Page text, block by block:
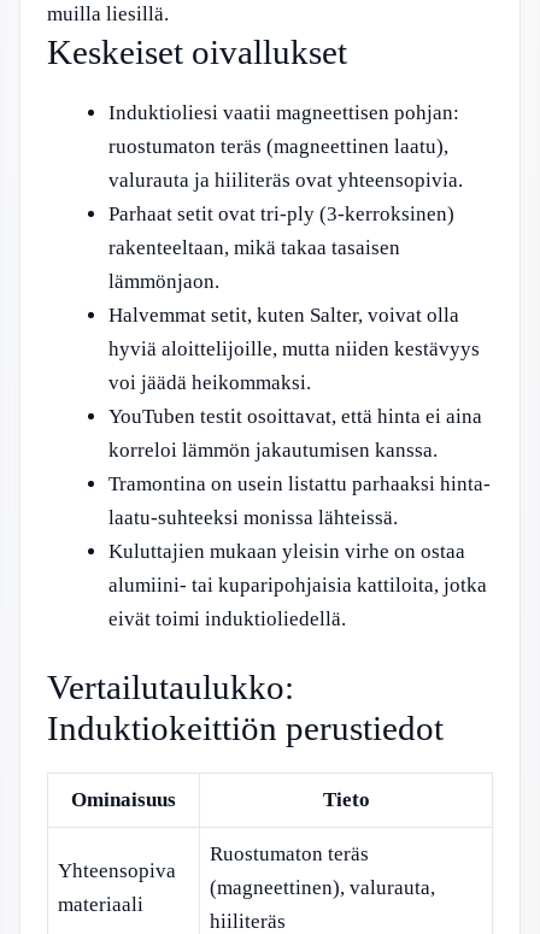
muilla liesillä.
Keskeiset oivallukset
Induktioliesi vaatii magneettisen pohjan:
ruostumaton teräs (magneettinen laatu),
valurauta ja hiiliteräs ovat yhteensopivia.
Parhaat setit ovat tri-ply (3-kerroksinen)
rakenteeltaan, mikä takaa tasaisen
lämmönjaon.
Halvemmat setit, kuten Salter, voivat olla
hyviä aloittelijoille, mutta niiden kestävyys
voi jäädä heikommaksi.
YouTuben testit osoittavat, että hinta ei aina
korreloi lämmön jakautumisen kanssa.
Tramontina on usein listattu parhaaksi hinta-
laatu-suhteeksi monissa lähteissä.
Kuluttajien mukaan yleisin virhe on ostaa
alumiini- tai kuparipohjaisia kattiloita, jotka
eivät toimi induktioliedellä.
Vertailutaulukko:
Induktiokeittiön perustiedot
Ominaisuus Tieto
Yhteensopiva
materiaali
Ruostumaton teräs
(magneettinen), valurauta,
hiiliteräs